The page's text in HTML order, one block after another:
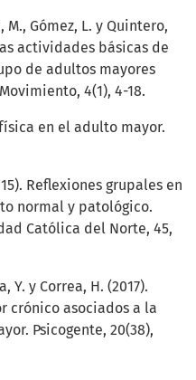
M., Gómez, L. y Quintero,
actividades básicas de
de adultos mayores
4(1), 4-18.
en el adulto mayor.
Reflexiones grupales en
normal y patológico.
Católica del Norte, 45,
Y. y Correa, H. (2017).
crónico asociados a la
Psicogente, 20(38),